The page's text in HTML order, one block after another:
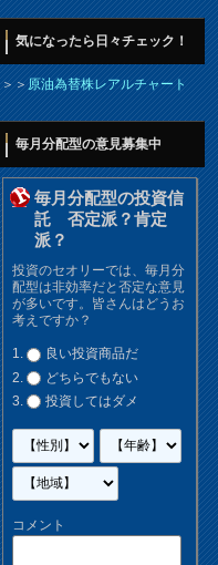
気になったら日々チェック！
＞＞原油為替株レアルチャート
毎月分配型の意見募集中
毎月分配型の投資信
託 否定派？肯定
派？
投資のセオリーでは、毎月分
配型は非効率だと否定な意見
が多いです。皆さんはどうお
考えですか？
良い投資商品だ
どちらでもない
投資してはダメ
コメント